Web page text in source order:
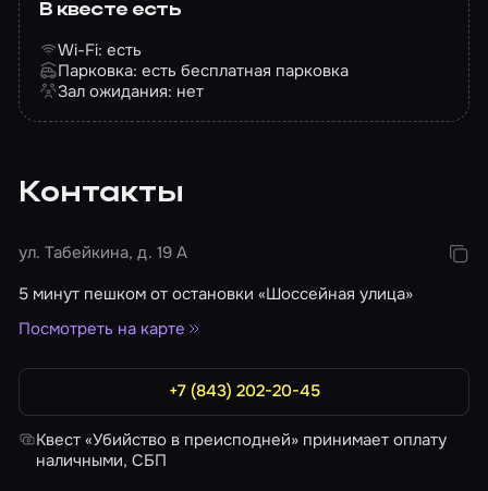
В квесте есть
Wi-Fi: есть
Парковка: есть бесплатная парковка
Зал ожидания: нет
Контакты
ул. Табейкина, д. 19 А
5 минут пешком от остановки «Шоссейная улица»
Посмотреть на карте
+7 (843) 202-20-45
Квест «Убийство в преисподней» принимает оплату
наличными, СБП